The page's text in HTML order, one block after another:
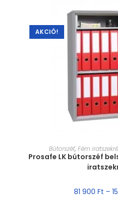
AKCIÓ!
MÉRET
Bútorszéf, Fém
Prosafe LK bútorszéf
81 900 Ft –